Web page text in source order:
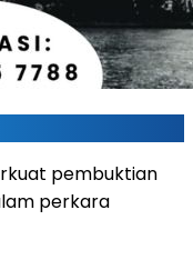
pembuktian
perkara